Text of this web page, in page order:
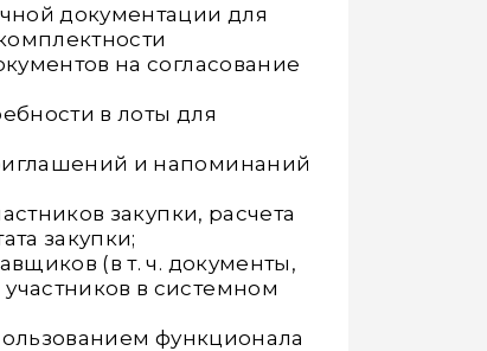
документации для
на согласование
в лоты для
и напоминаний
закупки, расчета
закупки;
(в т. ч. документы,
в системном
функционала